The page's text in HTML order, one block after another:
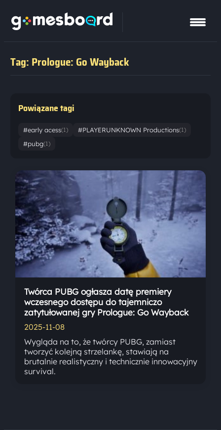
Tag: Prologue: Go Wayback
Powiązane tagi
#early acess(1) #PLAYERUNKNOWN Productions(1)
#pubg(1)
Twórca PUBG ogłasza datę premiery
wczesnego dostępu do tajemniczo
zatytułowanej gry Prologue: Go Wayback
2025-11-08
Wygląda na to, że twórcy PUBG, zamiast
tworzyć kolejną strzelankę, stawiają na
brutalnie realistyczny i technicznie innowacyjny
survival.